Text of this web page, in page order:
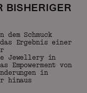
BISHERIGER
Schmuck
Ergebnis einer
Jewellery in
Empowerment von
in
hinaus